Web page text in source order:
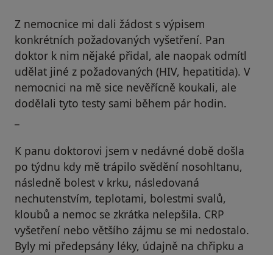
Z nemocnice mi dali žádost s výpisem
konkrétních požadovaných vyšetření. Pan
doktor k nim nějaké přidal, ale naopak odmítl
udělat jiné z požadovaných (HIV, hepatitida). V
nemocnici na mě sice nevěřícně koukali, ale
dodělali tyto testy sami během pár hodin.
K panu doktorovi jsem v nedávné době došla
po týdnu kdy mě trápilo svědění nosohltanu,
následně bolest v krku, následovaná
nechutenstvím, teplotami, bolestmi svalů,
kloubů a nemoc se zkrátka nelepšila. CRP
vyšetření nebo většího zájmu se mi nedostalo.
Byly mi předepsány léky, údajně na chřipku a